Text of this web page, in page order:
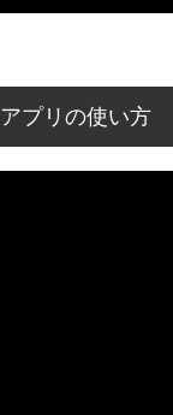
アプリの使い方